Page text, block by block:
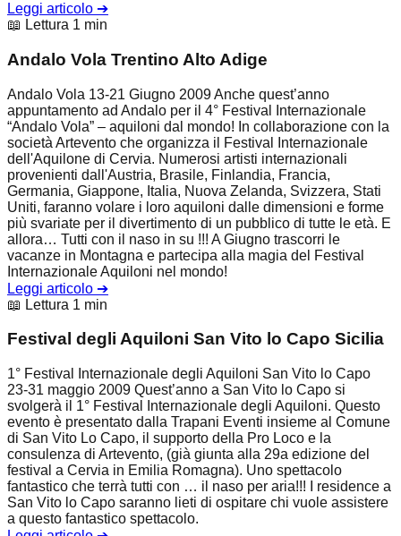
Leggi articolo ➔
📖 Lettura 1 min
Andalo Vola Trentino Alto Adige
Andalo Vola 13-21 Giugno 2009 Anche quest’anno
appuntamento ad Andalo per il 4° Festival Internazionale
“Andalo Vola” – aquiloni dal mondo! In collaborazione con la
società Artevento che organizza il Festival Internazionale
dell'Aquilone di Cervia. Numerosi artisti internazionali
provenienti dall'Austria, Brasile, Finlandia, Francia,
Germania, Giappone, Italia, Nuova Zelanda, Svizzera, Stati
Uniti, faranno volare i loro aquiloni dalle dimensioni e forme
più svariate per il divertimento di un pubblico di tutte le età. E
allora… Tutti con il naso in su !!! A Giugno trascorri le
vacanze in Montagna e partecipa alla magia del Festival
Internazionale Aquiloni nel mondo!
Leggi articolo ➔
📖 Lettura 1 min
Festival degli Aquiloni San Vito lo Capo Sicilia
1° Festival Internazionale degli Aquiloni San Vito lo Capo
23-31 maggio 2009 Quest’anno a San Vito lo Capo si
svolgerà il 1° Festival Internazionale degli Aquiloni. Questo
evento è presentato dalla Trapani Eventi insieme al Comune
di San Vito Lo Capo, il supporto della Pro Loco e la
consulenza di Artevento, (già giunta alla 29a edizione del
festival a Cervia in Emilia Romagna). Uno spettacolo
fantastico che terrà tutti con … il naso per aria!!! I residence a
San Vito lo Capo saranno lieti di ospitare chi vuole assistere
a questo fantastico spettacolo.